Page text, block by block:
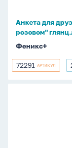
розовом"
глянц.лам.,
тисн.фольгой
Анкета для
розовом"
Феникс+
72291
72291 АРТИКУЛ